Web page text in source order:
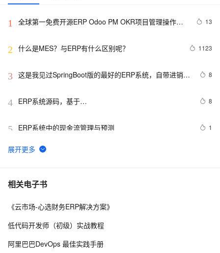
1
全球第一免费开源ERP Odoo PM OKR项目管理操作指
13
2 什么是MES？与ERP有什么区别呢？ 1123
3 这是我见过SpringBoot版的最好的ERP系统，自带进销存
8
4 ERP系统源码，基于
8
5 ERP系统中的现金流管理与预测 1
6
沉浸式学习PostgreSQL|PolarDB 15: 企业ERP软件、网
7 ERP系统中的销售预测与市场分析
8 如何开发ERP系统中的采购管理板块（附架构图+流程图
相关电子书
《云市场-心选财务ERP解决方案》
低代码开发师（初级）实战教程
阿里巴巴DevOps 最佳实践手册